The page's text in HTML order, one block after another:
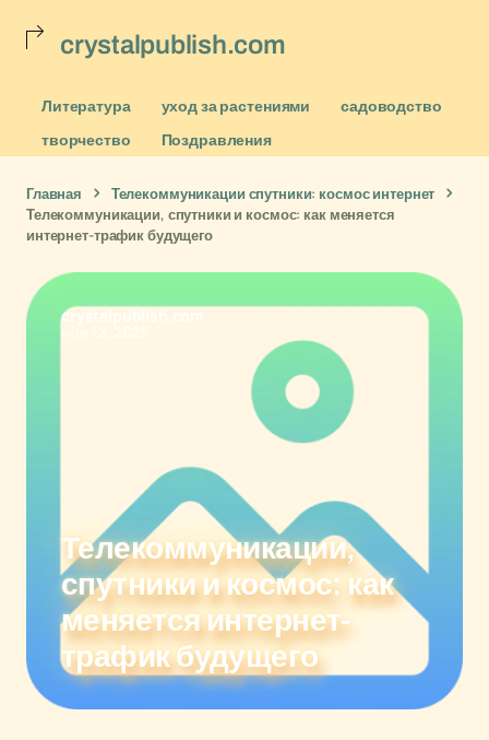
crystalpublish.com
Литература уход за растениями
садоводство
творчество
Поздравления
Главная
Телекоммуникации спутники: космос интернет
Телекоммуникации, спутники и космос: как меняется
интернет-трафик будущего
crystalpublish.com
ноя 12, 2025
Телекоммуникации,
спутники и космос: как
меняется интернет-
трафик будущего